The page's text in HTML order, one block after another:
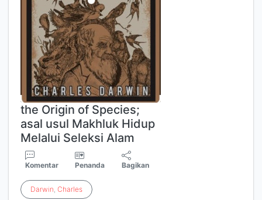
the Origin of Species;
asal usul Makhluk Hidup
Melalui Seleksi Alam
Komentar Penanda Bagikan
Darwin, Charles